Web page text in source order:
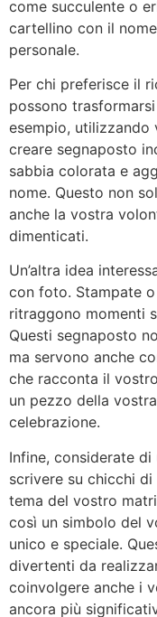
come succulente o
cartellino con il
personale.
Per chi preferisce il
possono
esempio,
creare segnaposto
sabbia colorata e
nome. Questo non
anche la vostra
dimenticati.
Un’altra idea
con foto. Stampate
ritraggono momenti
Questi segnaposto
ma servono anche
che racconta il
un pezzo della
celebrazione.
Infine, considerate
scrivere su chicchi
tema del vostro
così un simbolo del
unico e speciale.
divertenti da
coinvolgere anche i
ancora più